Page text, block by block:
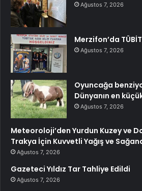
Ağustos 7, 2026
Merzifon’da
Ağustos 7, 2026
Oyuncağa
Dünyanın en
Ağustos 7, 2026
Meteoroloji’den Yurdun Kuzey ve
Trakya İçin Kuvvetli Yağış ve
Ağustos 7, 2026
Gazeteci Yıldız Tar Tahliye Edildi
Ağustos 7, 2026